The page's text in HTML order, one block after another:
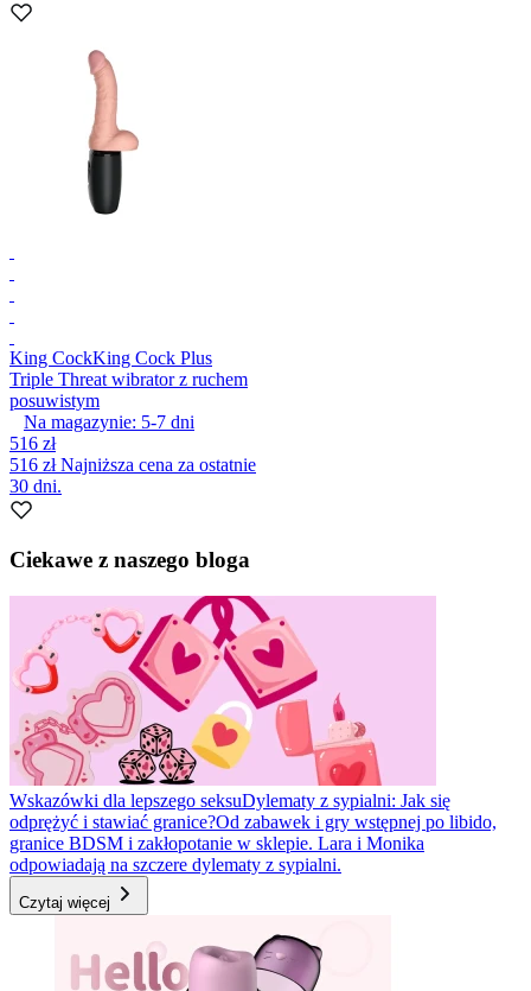
King CockKing Cock Plus
Triple Threat wibrator z ruchem
posuwistym
Na magazynie: 5-7 dni
516 zł
516 złNajniższa cena za ostatnie
30 dni.
Ciekawe z naszego bloga
Wskazówki dla lepszego seksuDylematy z sypialni: Jak się
odprężyć i stawiać granice?Od zabawek i gry wstępnej po libido,
granice BDSM i zakłopotanie w sklepie. Lara i Monika
odpowiadają na szczere dylematy z sypialni.
Czytaj więcej